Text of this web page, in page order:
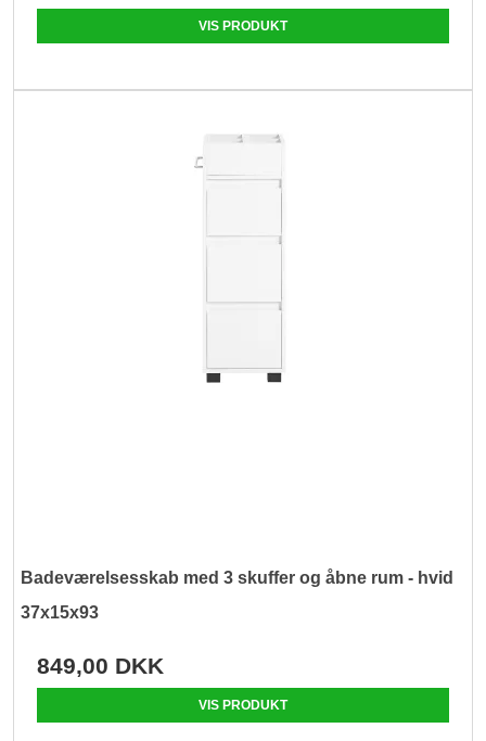
VIS PRODUKT
Badeværelsesskab med 3 skuffer og åbne rum - hvid
37x15x93
849,00 DKK
VIS PRODUKT